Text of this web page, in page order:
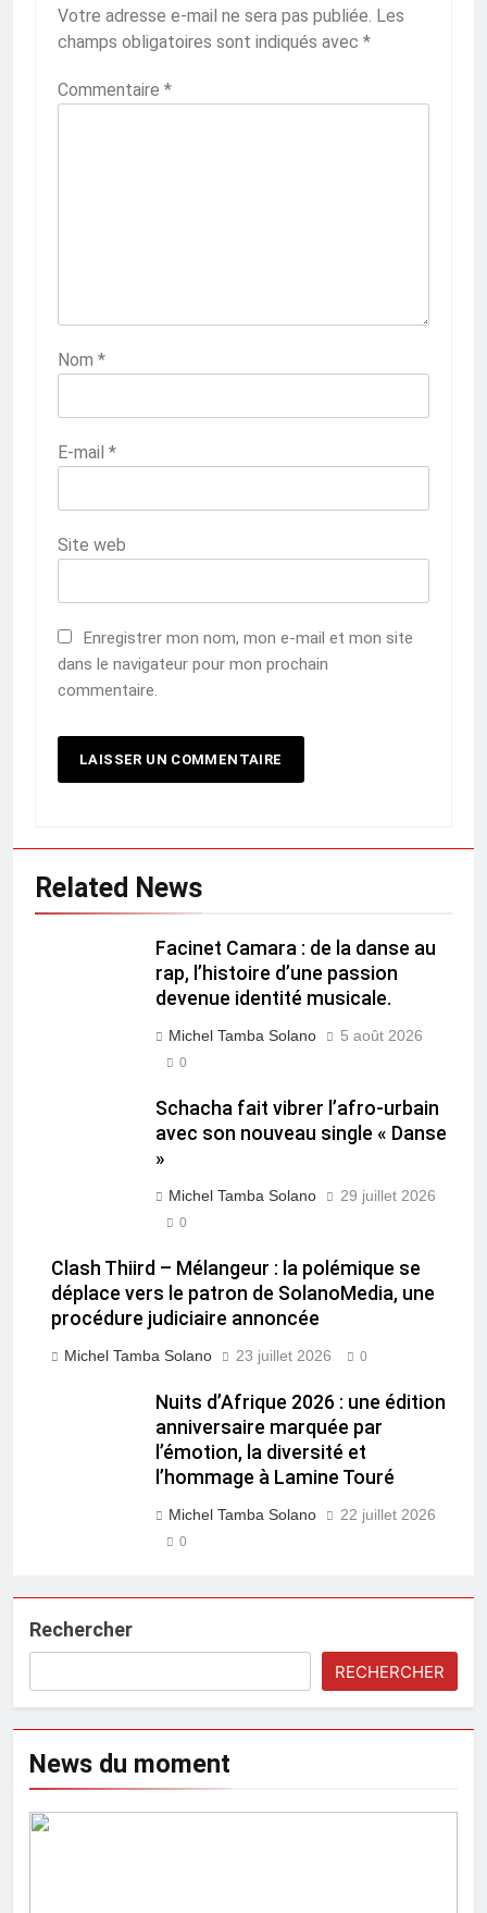
Votre adresse e-mail ne sera pas publiée. Les
champs obligatoires sont indiqués avec *
Commentaire *
Nom *
E-mail *
Site web
Enregistrer mon nom, mon e-mail et mon site
dans le navigateur pour mon prochain
commentaire.
Related News
Facinet Camara : de la danse au
rap, l’histoire d’une passion
devenue identité musicale.
Michel Tamba Solano 5 août 2026
0
Schacha fait vibrer l’afro-urbain
avec son nouveau single « Danse
»
Michel Tamba Solano 29 juillet 2026
0
Clash Thiird – Mélangeur : la polémique se
déplace vers le patron de SolanoMedia, une
procédure judiciaire annoncée
Michel Tamba Solano 23 juillet 2026 0
Nuits d’Afrique 2026 : une édition
anniversaire marquée par
l’émotion, la diversité et
l’hommage à Lamine Touré
Michel Tamba Solano 22 juillet 2026
0
Rechercher
RECHERCHER
News du moment